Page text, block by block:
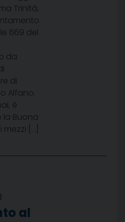
Trinità,
669 del
da
di
Alfano.
è
Buona
[…]
al